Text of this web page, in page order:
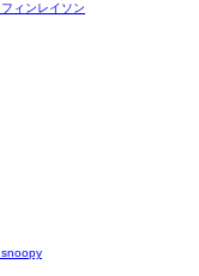
フィンレイソン
snoopy